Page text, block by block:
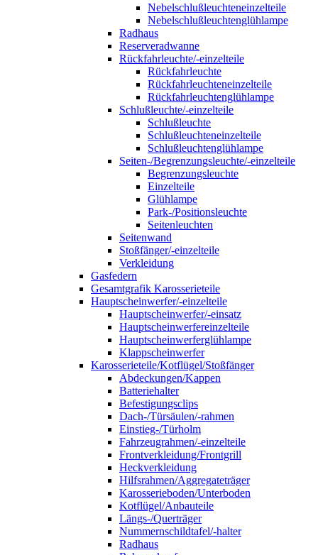
Nebelschlußleuchteneinzelteile
Nebelschlußleuchtenglühlampe
Radhaus
Reserveradwanne
Rückfahrleuchte/-einzelteile
Rückfahrleuchte
Rückfahrleuchteneinzelteile
Rückfahrleuchtenglühlampe
Schlußleuchte/-einzelteile
Schlußleuchte
Schlußleuchteneinzelteile
Schlußleuchtenglühlampe
Seiten-/Begrenzungsleuchte/-einzelteile
Begrenzungsleuchte
Einzelteile
Glühlampe
Park-/Positionsleuchte
Seitenleuchten
Seitenwand
Stoßfänger/-einzelteile
Verkleidung
Gasfedern
Gesamtgrafik Karosserieteile
Hauptscheinwerfer/-einzelteile
Hauptscheinwerfer/-einsatz
Hauptscheinwerfereinzelteile
Hauptscheinwerferglühlampe
Klappscheinwerfer
Karosserieteile/Kotflügel/Stoßfänger
Abdeckungen/Kappen
Batteriehalter
Befestigungsclips
Dach-/Türsäulen/-rahmen
Einstieg-/Türholm
Fahrzeugrahmen/-einzelteile
Frontverkleidung/Frontgrill
Heckverkleidung
Hilfsrahmen/Aggregateträger
Karosserieboden/Unterboden
Kotflügel/Anbauteile
Längs-/Querträger
Nummernschildtafel/-halter
Radhaus